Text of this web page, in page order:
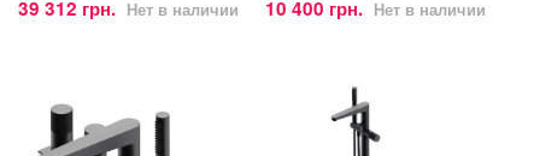
39 312 грн. Нет в наличии 10 400 грн. Нет в наличии